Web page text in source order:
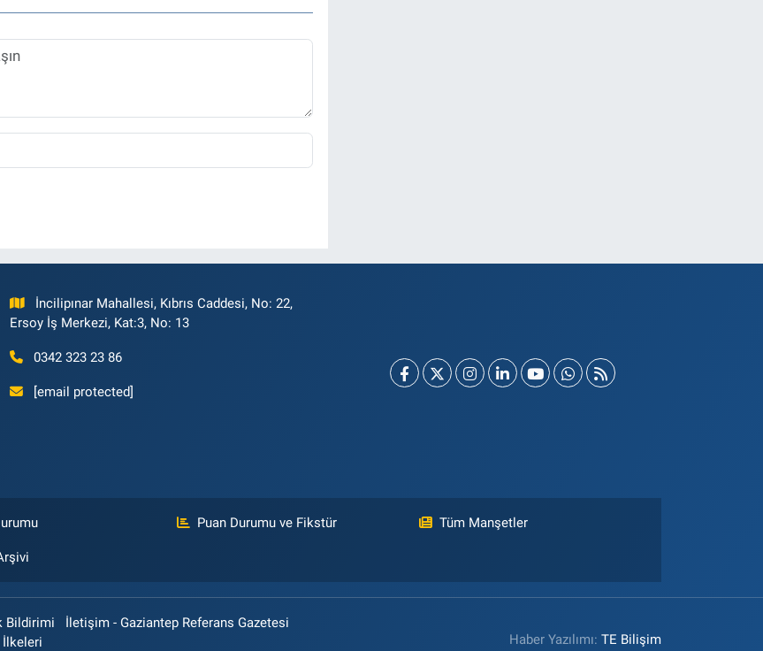
İncilipınar Mahallesi, Kıbrıs Caddesi, No: 22,
Ersoy İş Merkezi, Kat:3, No: 13
0342 323 23 86
[email protected]
Puan Durumu ve Fikstür Tüm Manşetler
Bildirimi
İletişim - Gaziantep Referans Gazetesi
İlkeleri Haber Yazılımı:TE Bilişim